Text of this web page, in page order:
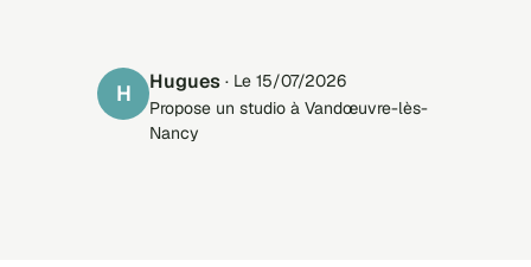
H Hugues · Le 15/07/2026
Propose un studio à Vandœuvre-lès-
Nancy